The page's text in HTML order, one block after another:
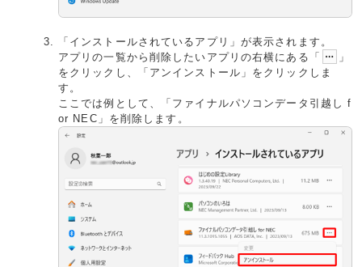
「インストールされているアプリ」が表示されます。
アプリの一覧から削除したいアプリの右横にある「
」
をクリックし、「アンインストール」をクリックしま
す。
ここでは例として、「ファイナルパソコンデータ引越し f
or NEC」を削除します。